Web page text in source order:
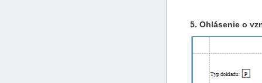
5. Ohlásenie o